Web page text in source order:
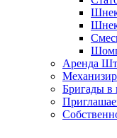
Аренда
Бригады в